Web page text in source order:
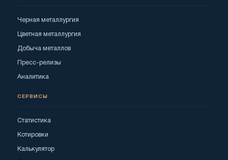
Черная металлургия
Цветная металлургия
Добыча металлов
Пресс-релизы
Аналитика
СЕРВИСЫ
Статистика
Котировки
Калькулятор